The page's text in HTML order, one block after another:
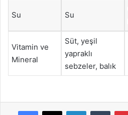
Su Su
Vitamin ve
Mineral
Süt, yeşil
yapraklı
sebzeler, balık
Facebook
X LinkedIn